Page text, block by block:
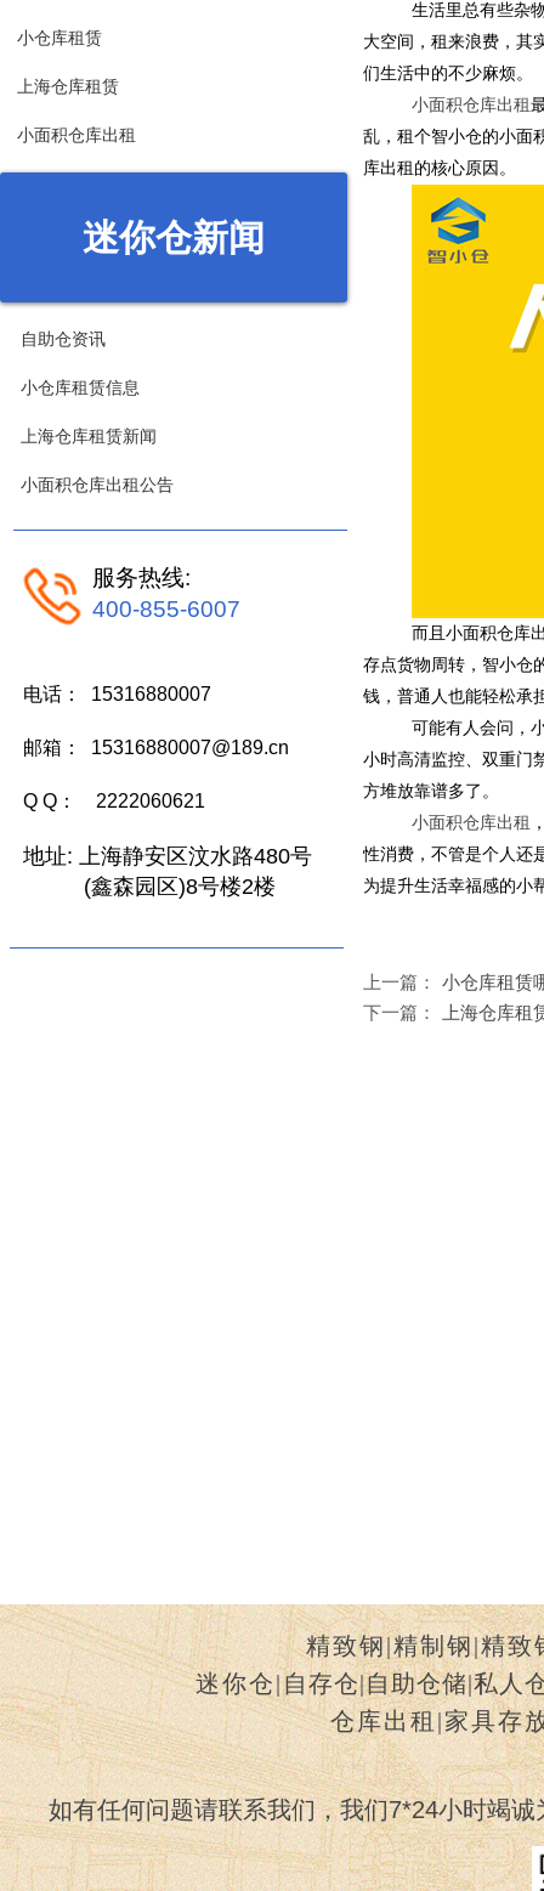
生活里总有些杂
大空间，租来浪费，其
们生活中的不少麻烦。
小面积仓库出租
乱，租个智小仓的小面
库出租的核心原因。
而且小面积仓库
存点货物周转，智小仓
钱，普通人也能轻松承
可能有人会问，
小时高清监控、双重门
方堆放靠谱多了。
小面积仓库出租
性消费，不管是个人还
为提升生活幸福感的小
上一篇：
小仓库租赁
下一篇：
上海仓库
小仓库租赁
上海仓库租赁
小面积仓库出租
迷你仓新闻
自助仓资讯
小仓库租赁信息
上海仓库租赁新闻
小面积仓库出租公告
服务热线:
400-855-6007
电话： 15316880007
邮箱： 15316880007@189.cn
Q Q： 2222060621
地址: 上海静安区汶水路480号
(鑫森园区)8号楼2楼
精致钢|精制钢|精致
迷你仓|自存仓|自助仓储|私人
仓库出租|家具存
如有任何问题请联系我们，我们7*24小时竭诚